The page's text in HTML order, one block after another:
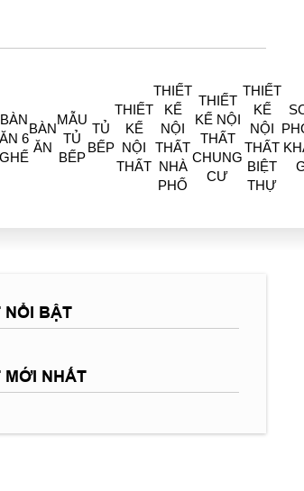
BÀN
ĂN 6
GHẾ
BÀN
ĂN
MẪU
TỦ
BẾP
TỦ
BẾP
THIẾT
KẾ
NỘI
THẤT
THIẾT
KẾ
NỘI
THẤT
NHÀ
PHỐ
THIẾT
KẾ NỘI
THẤT
CHUNG
CƯ
THIẾT
KẾ
NỘI
THẤT
BIỆT
THỰ
NỔI BẬT
MỚI NHẤT